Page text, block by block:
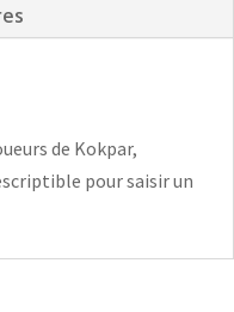
de Kokpar,
pour saisir un